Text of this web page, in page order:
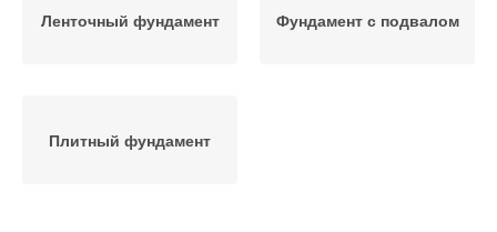
Ленточный фундамент Фундамент с подвалом
Плитный фундамент